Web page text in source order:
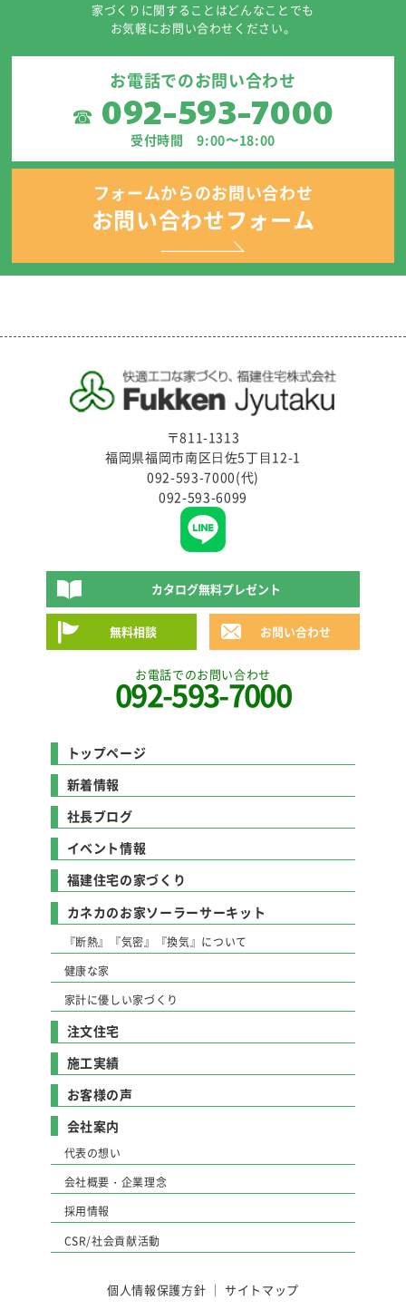
家づくりに関することはどんなことでも
お気軽にお問い合わせください。
お電話でのお問い合わせ
☎ 092-593-7000
受付時間 9:00〜18:00
フォームからのお問い合わせ
お問い合わせフォーム
〒811-1313
福岡県福岡市南区⽇佐5丁⽬12-1
092-593-7000(代)
092-593-6099
カタログ無料プレゼント
無料相談 お問い合わせ
お電話でのお問い合わせ
092-593-7000
トップページ
新着情報
社長ブログ
イベント情報
福建住宅の家づくり
カネカのお家ソーラーサーキット
『断熱』『気密』『換気』について
健康な家
家計に優しい家づくり
注文住宅
施工実績
お客様の声
会社案内
代表の想い
会社概要・企業理念
採用情報
CSR/社会貢献活動
個人情報保護方針 ｜サイトマップ